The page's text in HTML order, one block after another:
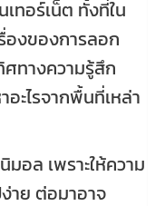
ทอร์เน็ต ทั้งที่ใน
องของการลอก
ศทางความรู้สึก
ะไรจากพื้นที่เหล่า
อล เพราะให้ความ
าย ต่อมาอาจ